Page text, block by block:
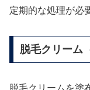
定期的な処理が必
脱毛クリーム
脱毛クリームを塗